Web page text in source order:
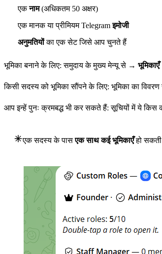
एकनाम(अधिकतम 50 अक्षर)
एक मानक या प्रीमियम Telegramइमोजी
अनुमतियोंका एक सेट जिसे आप चुनते हैं
भूमिका बनाने के लिए: समुदाय के मुख्य मेन्यू से →
किसी सदस्य को भूमिका सौंपने के लिए: भूमिका का
आप इन्हें पुनः क्रमबद्ध भी कर सकते हैं: सूचियों में ये
एक सदस्य के पासएक साथ कई भूमिकाएँहो सकती